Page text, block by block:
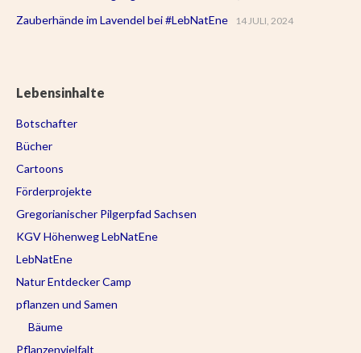
Zauberhände im Lavendel bei #LebNatEne 14 JULI, 2024
Lebensinhalte
Botschafter
Bücher
Cartoons
Förderprojekte
Gregorianischer Pilgerpfad Sachsen
KGV Höhenweg LebNatEne
LebNatEne
Natur Entdecker Camp
pflanzen und Samen
Bäume
Pflanzenvielfalt